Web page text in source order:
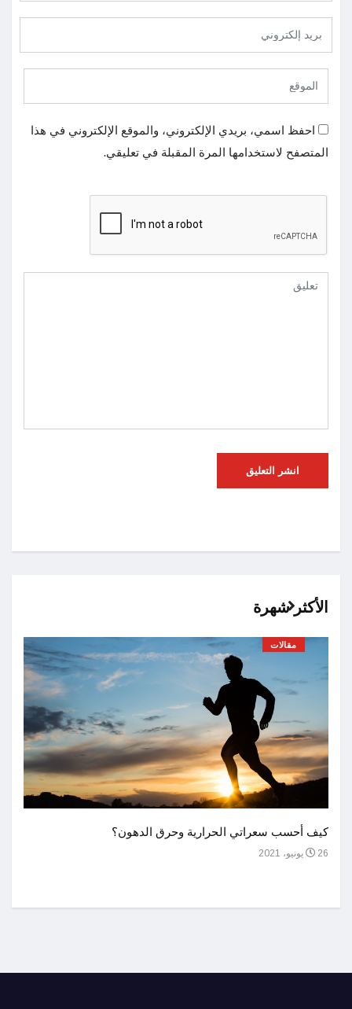
احفظ اسمي، بريدي الإلكتروني، والموقع الإلكتروني في هذا
المتصفح لاستخدامها المرة المقبلة في تعليقي.
الأكثر شهرة
مقالات
كيف أحسب سعراتي الحرارية وحرق الدهون؟
26 يونيو، 2021